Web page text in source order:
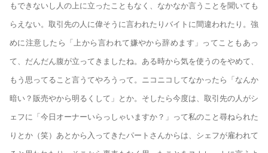
もできないし人の上に立ったこともなく、なかなか言うことを聞いても
らえない。取引先の人に偉そうに言われたりバイトに間違われたり。強
めに注意したら「上から言われて嫌やから辞めます」ってこともあっ
て、だんだん腹が立ってきましたね。ある時から気を使うのをやめて、
もう思ってること言うてやろうって。ニコニコしてなかったら「なんか
暗い？販売やから明るくして」とか。そしたら今度は、取引先の人がシ
ェフに「今日オーナーいらっしゃいますか？」って私のこと尋ねられた
りとか（笑）あとから入ってきたパートさんからは、シェフが雇われて